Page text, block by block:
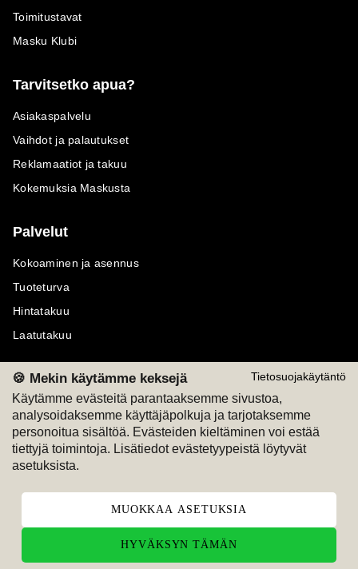
Tietosuojakäytäntö
🍪 Mekin käytämme keksejä
Käytämme evästeitä parantaaksemme sivustoa,
analysoidaksemme käyttäjäpolkuja ja tarjotaksemme
personoitua sisältöä. Evästeiden kieltäminen voi estää
tiettyjä toimintoja. Lisätiedot evästetyypeistä löytyvät
asetuksista.
MUOKKAA ASETUKSIA
HYVÄKSYN TÄMÄN
Toimitustavat
Masku Klubi
Tarvitsetko apua?
Asiakaspalvelu
Vaihdot ja palautukset
Reklamaatiot ja takuu
Kokemuksia Maskusta
Palvelut
Kokoaminen ja asennus
Tuoteturva
Hintatakuu
Laatutakuu
Maksutavat
M
Seuraa meitä